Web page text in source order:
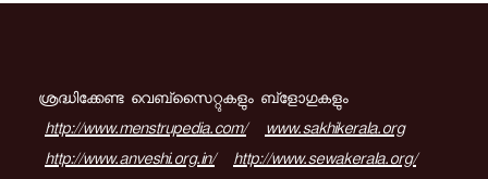
ശ്രദ്ധിക്കേണ്ട വെബ്സൈറ്റുകളും ബ്ളോഗുകളും
http://www.menstrupedia.com/
www.sakhikerala.org
http://www.anveshi.org.in/
http://www.sewakerala.org/